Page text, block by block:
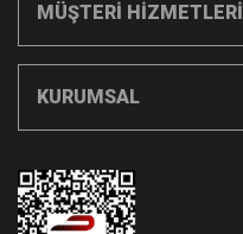
MÜŞTERİ HİZMETLERİ
KURUMSAL